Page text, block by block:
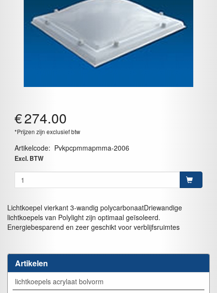
Artikelen
lichtkoepels acrylaat bolvorm
€274.00
*Prijzen zijn exclusief btw
Artikelcode: Pvkpcpmmapmma-2006
Excl. BTW
Lichtkoepel vierkant 3-wandig polycarbonaatDriewandige
lichtkoepels van Polylight zijn optimaal geïsoleerd.
Energiebesparend en zeer geschikt voor verblijfsruimtes